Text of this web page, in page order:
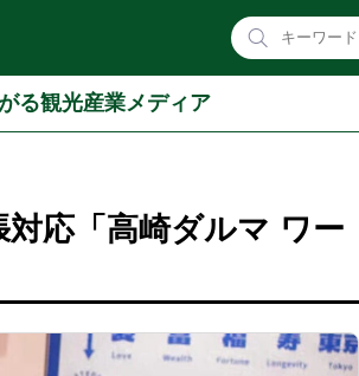
る観光産業メディア
応「高崎ダルマ ワー